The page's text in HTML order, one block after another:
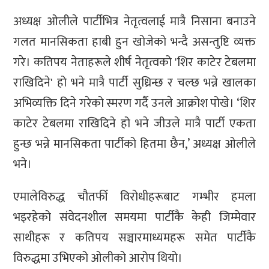
अध्यक्ष ओलीले पार्टीभित्र नेतृत्वलाई मात्रै निसाना बनाउने
गलत मानसिकता हाबी हुन खोजेको भन्दै असन्तुष्टि व्यक्त
गरे। कतिपय नेताहरूले शीर्ष नेतृत्वको 'शिर काटेर टेबलमा
राखिदिने' हो भने मात्रै पार्टी सुध्रिन्छ र चल्छ भन्ने खालका
अभिव्यक्ति दिने गरेको स्मरण गर्दै उनले आक्रोश पोखे। ‘शिर
काटेर टेबलमा राखिदिने हो भने जीउले मात्रै पार्टी एकता
हुन्छ भन्ने मानसिकता पार्टीको हितमा छैन,’ अध्यक्ष ओलीले
भने।
एमालेविरुद्ध चौतर्फी विरोधीहरूबाट गम्भीर हमला
भइरहेको संवेदनशील समयमा पार्टीकै केही जिम्मेवार
साथीहरू र कतिपय सञ्चारमाध्यमहरू समेत पार्टीकै
विरुद्धमा उभिएको ओलीको आरोप थियो।